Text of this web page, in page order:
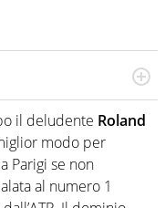
personale e
sport focalizzando ogni
della dirette non
il deludente Roland
modo per
Parigi se non
al numero 1